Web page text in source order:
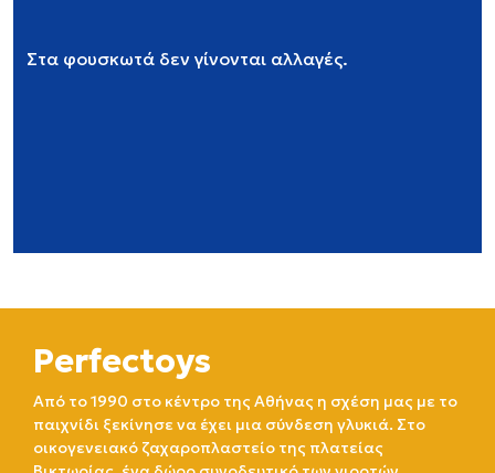
Στα φουσκωτά δεν γίνονται αλλαγές.
Perfectoys
Από το 1990 στο κέντρο της Αθήνας η σχέση μας με το
παιχνίδι ξεκίνησε να έχει μια σύνδεση γλυκιά. Στο
οικογενειακό ζαχαροπλαστείο της πλατείας